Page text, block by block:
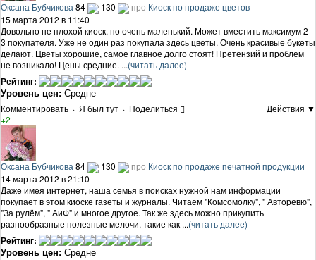
Оксана Бубчикова 84 130 про Киоск по продаже цветов
15 марта 2012 в 11:40
Довольно не плохой киоск, но очень маленький. Может вместить максимум 2-
3 покупателя. Уже не один раз покупала здесь цветы. Очень красивые букеты
делают. Цветы хорошие, самое главное долго стоят! Претензий и проблем
не возникало! Цены средние. ...(читать далее)
Рейтинг:
Уровень цен: Средне
Комментировать · Я был тут · Поделиться
Действия ▼
+2
Оксана Бубчикова 84 130 про Киоск по продаже печатной продукции
14 марта 2012 в 21:10
Даже имея интернет, наша семья в поисках нужной нам информации
покупает в этом киоске газеты и журналы. Читаем "Комсомолку", " Авторевю",
"За рулём", " АиФ" и многое другое. Так же здесь можно прикупить
разнообразные полезные мелочи, такие как ...(читать далее)
Рейтинг:
Уровень цен: Средне